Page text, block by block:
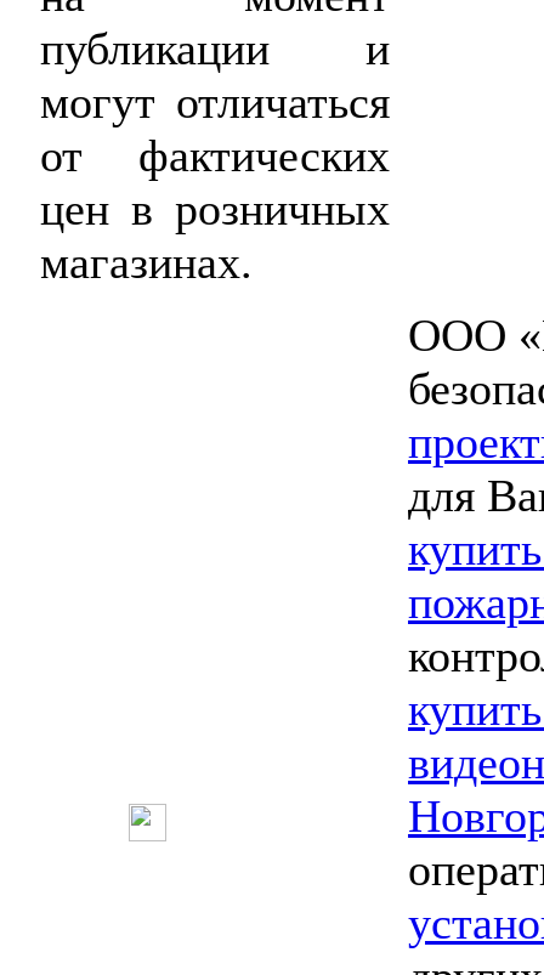
публикации и
могут отличаться
от фактических
цен в розничных
магазинах.
ООО
для